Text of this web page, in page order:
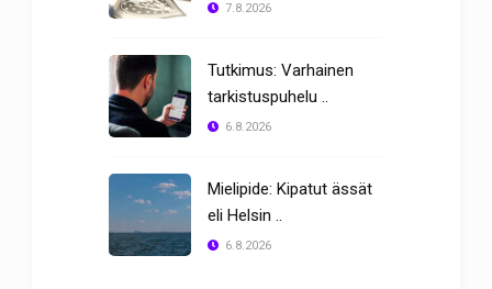
7.8.2026
Tutkimus: Varhainen
tarkistuspuhelu ..
6.8.2026
Mielipide: Kipatut ässät
eli Helsin ..
6.8.2026